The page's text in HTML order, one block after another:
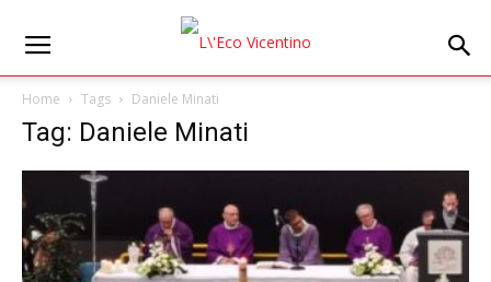
Home Tags Daniele Minati
Tag: Daniele Minati